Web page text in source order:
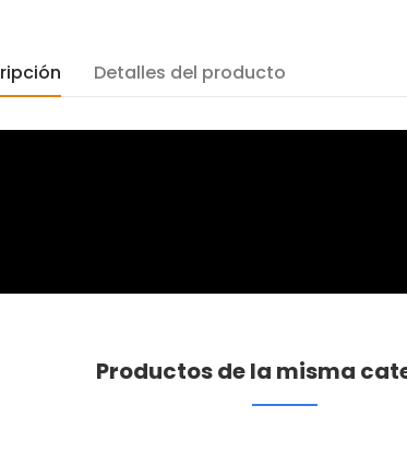
Detalles del producto
Productos de la misma